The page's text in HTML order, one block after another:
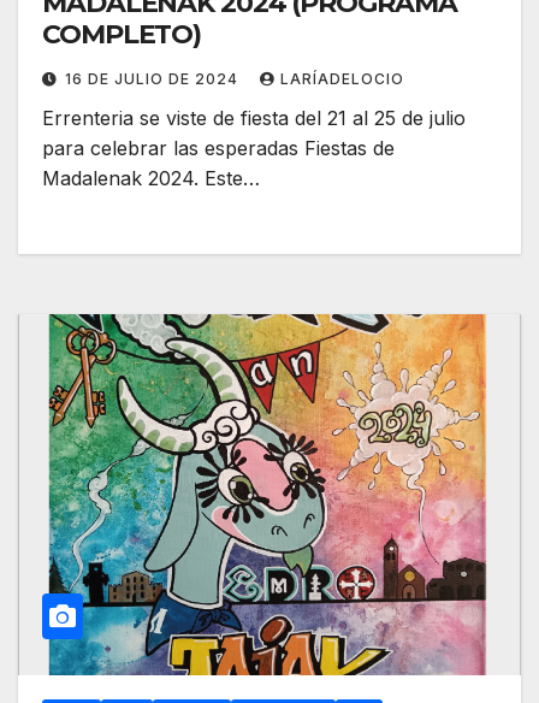
COMPLETO)
16 DE JULIO DE 2024 LARÍADELOCIO
Errenteria se viste de fiesta del 21 al 25 de julio
para celebrar las esperadas Fiestas de
Madalenak 2024. Este…